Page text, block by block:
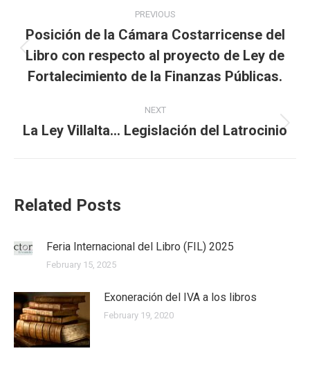
navigation
PREVIOUS
Previous
post:
Posición de la Cámara Costarricense del
Libro con respecto al proyecto de Ley de
Fortalecimiento de la Finanzas Públicas.
NEXT
Next
La Ley Villalta… Legislación del Latrocinio
Related Posts
Feria Internacional del Libro (FIL) 2025
February 15, 2025
Exoneración del IVA a los libros
February 19, 2020